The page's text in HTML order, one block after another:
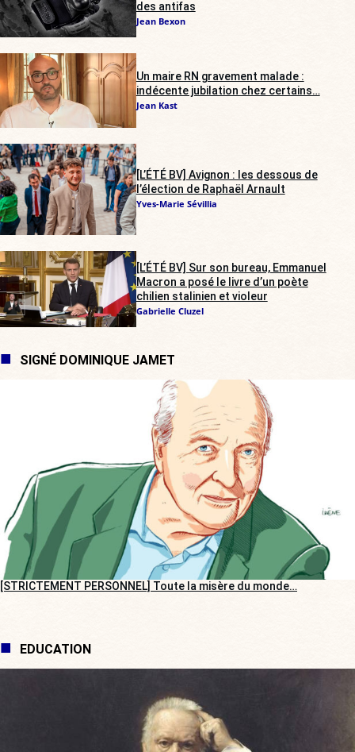
des antifas
Jean Bexon
Un maire RN gravement malade :
indécente jubilation chez certains…
Jean Kast
[L’ÉTÉ BV] Avignon : les dessous de
l’élection de Raphaël Arnault
Yves-Marie Sévillia
[L’ÉTÉ BV] Sur son bureau, Emmanuel
Macron a posé le livre d’un poète
chilien stalinien et violeur
Gabrielle Cluzel
SIGNÉ DOMINIQUE JAMET
[STRICTEMENT PERSONNEL] Toute la misère du monde…
EDUCATION